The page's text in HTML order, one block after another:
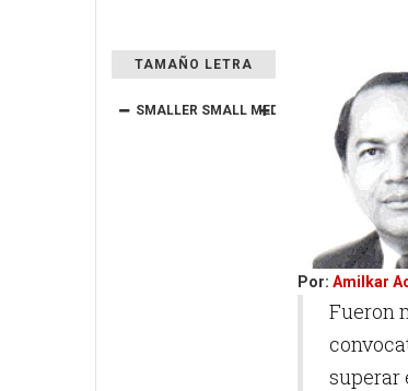
TAMAÑO LETRA
SMALLER SMALL MEDIUM BIGGER
Por: Amilkar
Fueron
superar